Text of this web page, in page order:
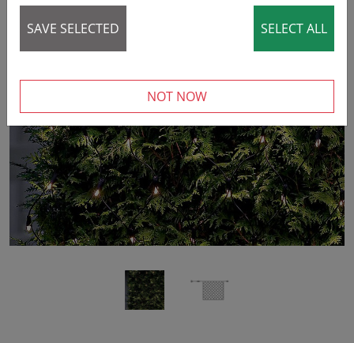
SAVE SELECTED SELECT ALL
NOT NOW